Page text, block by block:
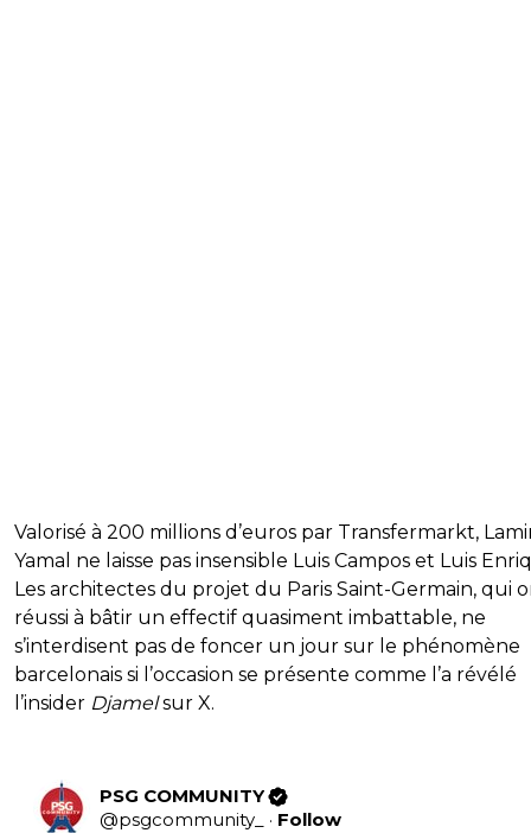
Valorisé à 200 millions d’euros par Transfermarkt,
Yamal ne laisse pas insensible Luis Campos et Luis
Les architectes du projet du Paris Saint-Germain, qui
réussi à bâtir un effectif quasiment imbattable, ne
s’interdisent pas de foncer un jour sur le phénomène
barcelonais si l’occasion se présente comme l’a révélé
l’insider Djamelsur X.
PSG COMMUNITY
@psgcommunity_ · Follow